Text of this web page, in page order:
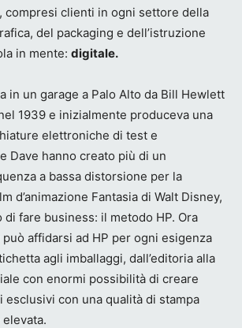
compresi clienti in ogni settore della
del packaging e dell’istruzione
in mente: digitale.
in un garage a Palo Alto da Bill Hewlett
1939 e inizialmente produceva una
elettroniche di test e
Dave hanno creato più di un
a bassa distorsione per la
d’animazione Fantasia di Walt Disney,
di fare business: il metodo HP. Ora
può affidarsi ad HP per ogni esigenza
agli imballaggi, dall’editoria alla
con enormi possibilità di creare
esclusivi con una qualità di stampa